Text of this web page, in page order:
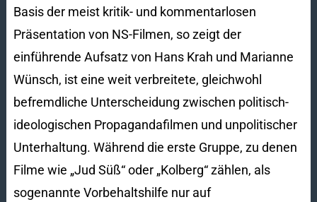
Basis der meist kritik- und kommentarlosen
Präsentation von NS-Filmen, so zeigt der
einführende Aufsatz von Hans Krah und Marianne
Wünsch, ist eine weit verbreitete, gleichwohl
befremdliche Unterscheidung zwischen politisch-
ideologischen Propagandafilmen und unpolitischer
Unterhaltung. Während die erste Gruppe, zu denen
Filme wie „Jud Süß“ oder „Kolberg“ zählen, als
sogenannte Vorbehaltshilfe nur auf